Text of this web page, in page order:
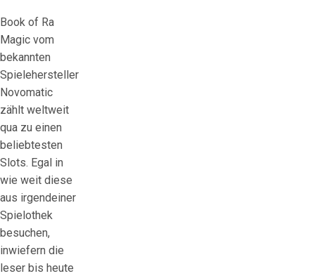
Book of Ra
Magic vom
bekannten
Spielehersteller
Novomatic
zählt weltweit
qua zu einen
beliebtesten
Slots. Egal in
wie weit diese
aus irgendeiner
Spielothek
besuchen,
inwiefern die
leser bis heute